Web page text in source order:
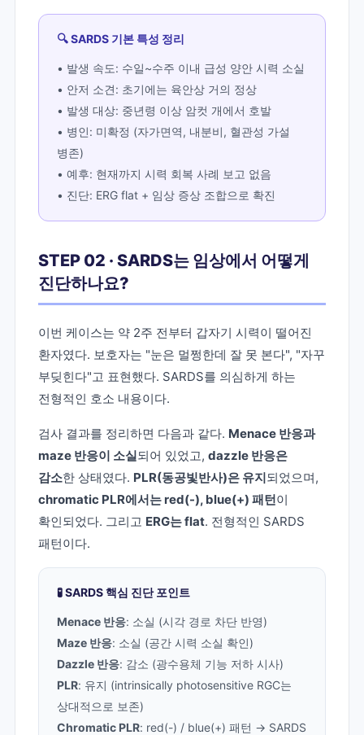
🔍 SARDS 기본 특성 정리
• 발생 속도: 수일~수주 이내 급성 양안 시력 소실
• 안저 소견: 초기에는 육안상 거의 정상
• 발생 대상: 중년령 이상 암컷 개에서 호발
• 병인: 미확정 (자가면역, 내분비, 혈관성 가설
병존)
• 예후: 현재까지 시력 회복 사례 보고 없음
• 진단: ERG flat + 임상 증상 조합으로 확진
STEP 02 · SARDS는 임상에서 어떻게
진단하나요?
이번 케이스는 약 2주 전부터 갑자기 시력이 떨어진
환자였다. 보호자는 "눈은 멀쩡한데 잘 못 본다", "자꾸
부딪힌다"고 표현했다. SARDS를 의심하게 하는
전형적인 호소 내용이다.
검사 결과를 정리하면 다음과 같다. Menace 반응과
maze 반응이 소실되어 있었고, dazzle 반응은
감소한 상태였다. PLR(동공빛반사)은 유지되었으며,
chromatic PLR에서는 red(-), blue(+) 패턴이
확인되었다. 그리고 ERG는 flat. 전형적인 SARDS
패턴이다.
🧪 SARDS 핵심 진단 포인트
Menace 반응: 소실 (시각 경로 차단 반영)
Maze 반응: 소실 (공간 시력 소실 확인)
Dazzle 반응: 감소 (광수용체 기능 저하 시사)
PLR: 유지 (intrinsically photosensitive RGC는
상대적으로 보존)
Chromatic PLR: red(-) / blue(+) 패턴 → SARDS